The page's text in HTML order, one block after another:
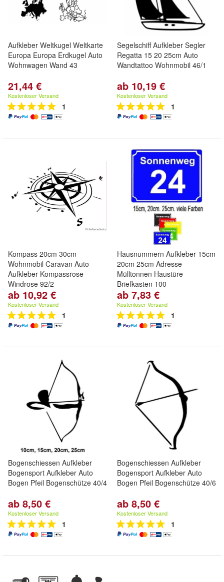
Aufkleber Weltkugel Weltkarte
Europa Europa Erdkugel Auto
Wohnwagen Wand 43
21,44 €
Kostenloser Versand
1
Segelschiff Aufkleber Segler
Regatta 15 20 25cm Auto
Wandtattoo Wohnmobil 46/1
ab 10,19 €
Kostenloser Versand
1
Kompass 20cm 30cm
Wohnmobil Caravan Auto
Aufkleber Kompassrose
Windrose 92/2
ab 10,92 €
Kostenloser Versand
1
Hausnummern Aufkleber 15cm
20cm 25cm Adresse
Mülltonnen Haustüre
Briefkasten 100
ab 7,83 €
Kostenloser Versand
1
Bogenschiessen Aufkleber
Bogensport Aufkleber Auto
Bogen Pfeil Bogenschütze 40/4
ab 8,50 €
Kostenloser Versand
1
Bogenschiessen Aufkleber
Bogensport Aufkleber Auto
Bogen Pfeil Bogenschütze 40/6
ab 8,50 €
Kostenloser Versand
1